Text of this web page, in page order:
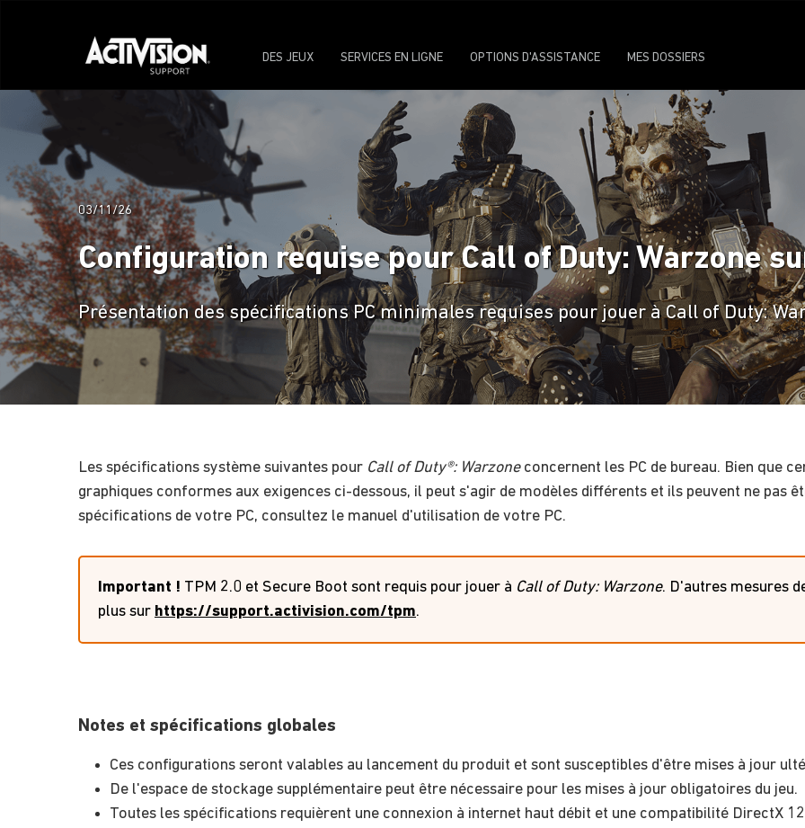
DES JEUX SERVICES EN LIGNE OPTIONS D'ASSISTANCE MES DOSSIERS
03/11/26
Configuration requise pour Call of Duty: Warzone
Présentation des spécifications PC minimales requises pour jouer à Call of Duty:
Les spécifications système suivantes pour Call of Duty®: Warzoneconcernent les PC de bureau. Bien que
graphiques conformes aux exigences ci-dessous, il peut s'agir de modèles différents et ils peuvent ne pas
spécifications de votre PC, consultez le manuel d'utilisation de votre PC.
Important ! TPM 2.0 et Secure Boot sont requis pour jouer à Call of Duty: Warzone. D'autres mesures
plus sur https://support.activision.com/tpm.
Notes et spécifications globales
Ces configurations seront valables au lancement du produit et sont susceptibles d'être mises à jour
De l'espace de stockage supplémentaire peut être nécessaire pour les mises à jour obligatoires du jeu.
Toutes les spécifications requièrent une connexion à internet haut débit et une compatibilité DirectX 12